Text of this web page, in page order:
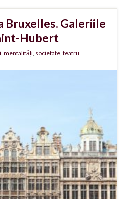
Bruxelles. Galeriile
Hubert
, mentalități, societate, teatru